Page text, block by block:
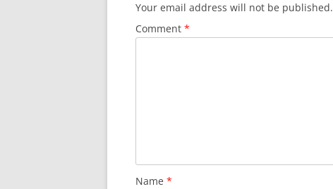
Your email address will not be published.
Comment *
Name *